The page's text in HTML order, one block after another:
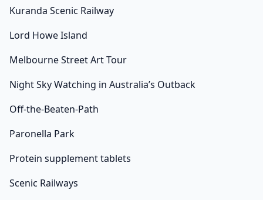
Kuranda Scenic Railway
Lord Howe Island
Melbourne Street Art Tour
Night Sky Watching in Australia’s Outback
Off-the-Beaten-Path
Paronella Park
Protein supplement tablets
Scenic Railways